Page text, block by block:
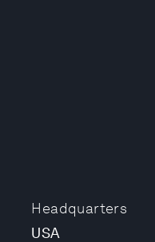
Headquarters
USA